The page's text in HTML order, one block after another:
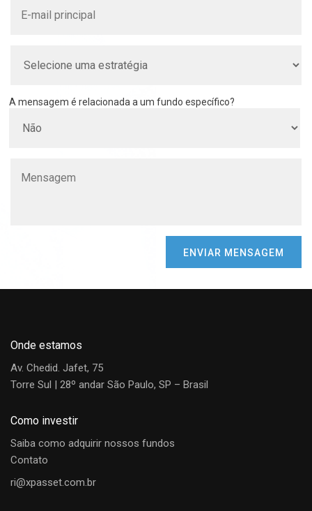
A mensagem é relacionada a um fundo específico?
ENVIAR MENSAGEM
Onde estamos
Av. Chedid. Jafet, 75
Torre Sul | 28º andar São Paulo, SP – Brasil
Como investir
Saiba como adquirir nossos fundos
Contato
ri@xpasset.com.br